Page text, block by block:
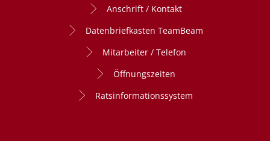
Anschrift / Kontakt
Datenbriefkasten TeamBeam
Mitarbeiter / Telefon
Öffnungszeiten
Ratsinformationssystem